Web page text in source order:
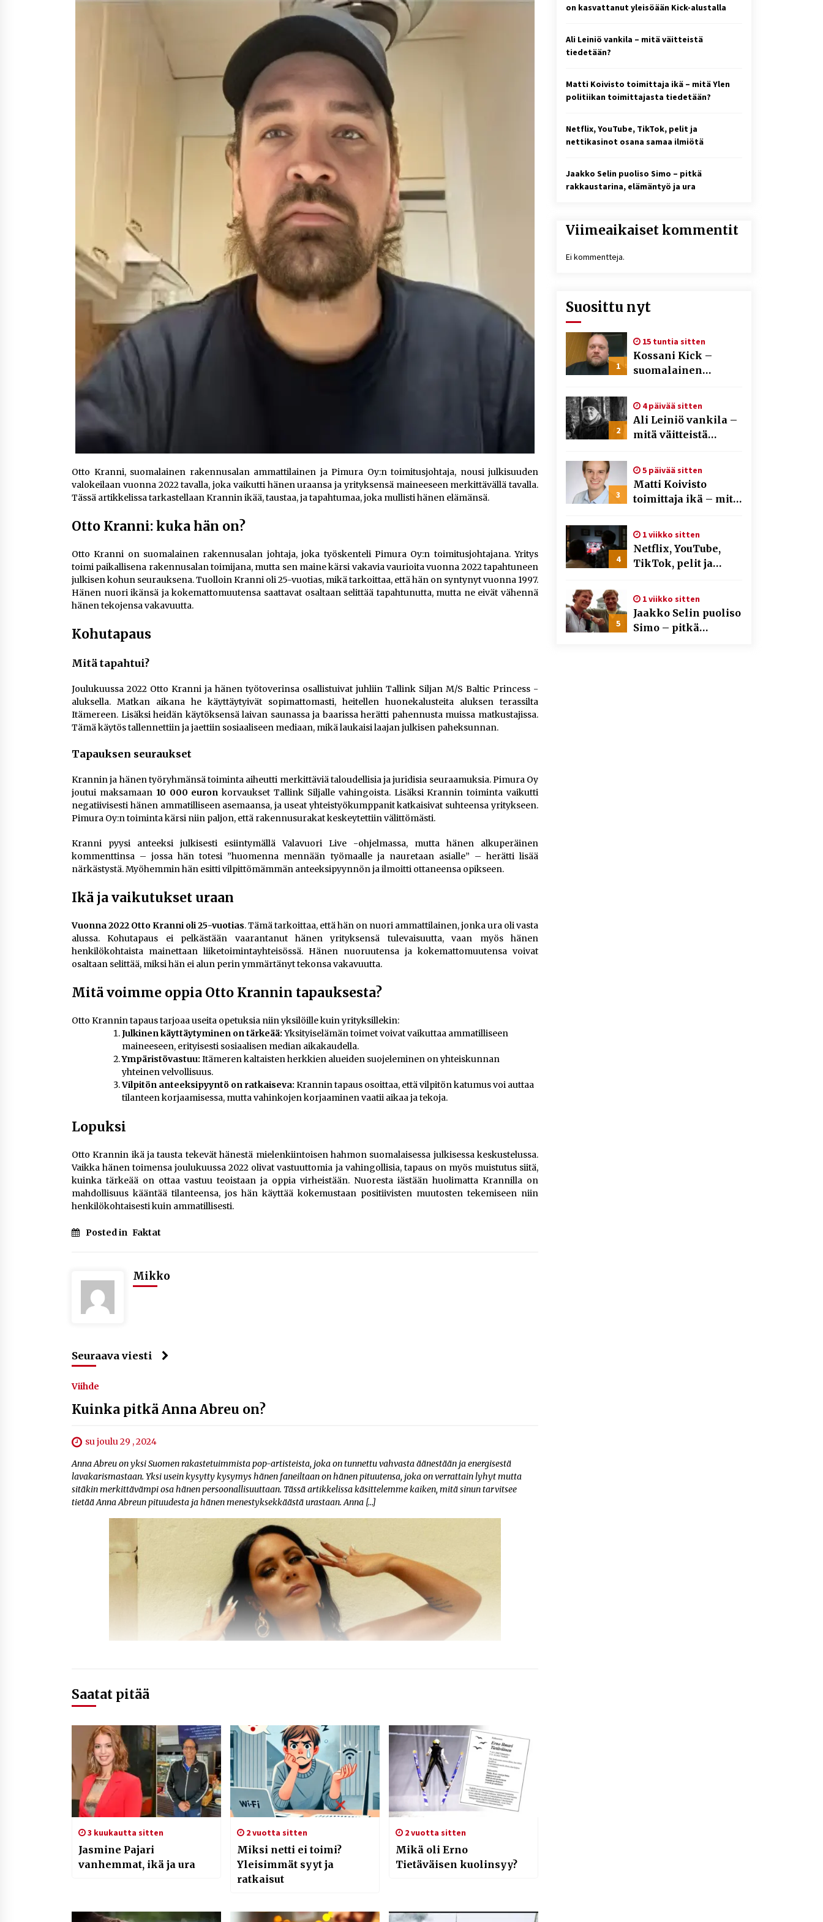
2 viikkoa sitten
Nina Rung – rikollisuuden tutkija ja
väkivallan ehkäisyn näkyvä ääni
Pia Töyli – tapaus, joka jäi osaksi
Suomen rikoshistoriaa
3 viikkoa sitten
mobiilipelialustojen kehitys –
Uutisankkuri Jan Andersson vaimo
Pamela Anderson ikä, ura ja elämä
4 viikkoa sitten
10 euron talletuskasinot ja
pikamaksut: mitä suomalaisten
Otto Kranni, suomalainen rakennusalan ammattilainen ja Pimura Oy:n toimitusjohtaja, nousi julkisuuden
valokeilaan vuonna 2022 tavalla, joka vaikutti hänen uraansa ja yrityksensä maineeseen merkittävällä tavalla.
Tässä artikkelissa tarkastellaan Krannin ikää, taustaa, ja tapahtumaa, joka mullisti hänen elämänsä.
Otto Kranni: kuka hän on?
Otto Kranni on suomalainen rakennusalan johtaja, joka työskenteli Pimura Oy:n toimitusjohtajana. Yritys
toimi paikallisena rakennusalan toimijana, mutta sen maine kärsi vakavia vaurioita vuonna 2022 tapahtuneen
julkisen kohun seurauksena. Tuolloin Kranni oli 25-vuotias, mikä tarkoittaa, että hän on syntynyt vuonna 1997.
Hänen nuori ikänsä ja kokemattomuutensa saattavat osaltaan selittää tapahtunutta, mutta ne eivät vähennä
hänen tekojensa vakavuutta.
Kohutapaus
Mitä tapahtui?
Joulukuussa 2022 Otto Kranni ja hänen työtoverinsa osallistuivat juhliin Tallink Siljan M/S Baltic Princess -
aluksella. Matkan aikana he käyttäytyivät sopimattomasti, heitellen huonekalusteita aluksen terassilta
Itämereen. Lisäksi heidän käytöksensä laivan saunassa ja baarissa herätti pahennusta muissa matkustajissa.
Tämä käytös tallennettiin ja jaettiin sosiaaliseen mediaan, mikä laukaisi laajan julkisen paheksunnan.
Tapauksen seuraukset
Krannin ja hänen työryhmänsä toiminta aiheutti merkittäviä taloudellisia ja juridisia seuraamuksia. Pimura Oy
joutui maksamaan10 000 euron korvaukset Tallink Siljalle vahingoista. Lisäksi Krannin toiminta vaikutti
negatiivisesti hänen ammatilliseen asemaansa, ja useat yhteistyökumppanit katkaisivat suhteensa yritykseen.
Pimura Oy:n toiminta kärsi niin paljon, että rakennusurakat keskeytettiin välittömästi.
Kranni pyysi anteeksi julkisesti esiintymällä Valavuori Live -ohjelmassa, mutta hänen alkuperäinen
kommenttinsa – jossa hän totesi ”huomenna mennään työmaalle ja nauretaan asialle” – herätti lisää
närkästystä. Myöhemmin hän esitti vilpittömämmän anteeksipyynnön ja ilmoitti ottaneensa opikseen.
Ikä ja vaikutukset uraan
Vuonna 2022 Otto Kranni oli 25-vuotias. Tämä tarkoittaa, että hän on nuori ammattilainen, jonka ura oli vasta
alussa. Kohutapaus ei pelkästään vaarantanut hänen yrityksensä tulevaisuutta, vaan myös hänen
henkilökohtaista mainettaan liiketoimintayhteisössä. Hänen nuoruutensa ja kokemattomuutensa voivat
osaltaan selittää, miksi hän ei alun perin ymmärtänyt tekonsa vakavuutta.
Mitä voimme oppia Otto Krannin tapauksesta?
Otto Krannin tapaus tarjoaa useita opetuksia niin yksilöille kuin yrityksillekin:
Julkinen käyttäytyminen on tärkeää: Yksityiselämän toimet voivat vaikuttaa ammatilliseen
maineeseen, erityisesti sosiaalisen median aikakaudella.
Ympäristövastuu: Itämeren kaltaisten herkkien alueiden suojeleminen on yhteiskunnan
yhteinen velvollisuus.
Vilpitön anteeksipyyntö on ratkaiseva: Krannin tapaus osoittaa, että vilpitön katumus voi auttaa
tilanteen korjaamisessa, mutta vahinkojen korjaaminen vaatii aikaa ja tekoja.
Lopuksi
Otto Krannin ikä ja tausta tekevät hänestä mielenkiintoisen hahmon suomalaisessa julkisessa keskustelussa.
Vaikka hänen toimensa joulukuussa 2022 olivat vastuuttomia ja vahingollisia, tapaus on myös muistutus siitä,
kuinka tärkeää on ottaa vastuu teoistaan ja oppia virheistään. Nuoresta iästään huolimatta Krannilla on
mahdollisuus kääntää tilanteensa, jos hän käyttää kokemustaan positiivisten muutosten tekemiseen niin
henkilökohtaisesti kuin ammatillisesti.
Posted in Faktat
Mikko
Seuraava viesti
Viihde
Kuinka pitkä Anna Abreu on?
su joulu 29 , 2024
Anna Abreu on yksi Suomen rakastetuimmista pop-artisteista, joka on tunnettu vahvasta äänestään ja energisestä
lavakarismastaan. Yksi usein kysytty kysymys hänen faneiltaan on hänen pituutensa, joka on verrattain lyhyt mutta
sitäkin merkittävämpi osa hänen persoonallisuuttaan. Tässä artikkelissa käsittelemme kaiken, mitä sinun tarvitsee
tietää Anna Abreun pituudesta ja hänen menestyksekkäästä urastaan. Anna […]
Saatat pitää
3 kuukautta sitten
Jasmine Pajari
vanhemmat, ikä ja ura
2 vuotta sitten
Miksi netti ei toimi?
Yleisimmät syyt ja
ratkaisut
2 vuotta sitten
Mikä oli Erno
Tietäväisen kuolinsyy?
on kasvattanut yleisöään Kick-alustalla
Ali Leiniö vankila – mitä väitteistä
tiedetään?
Matti Koivisto toimittaja ikä – mitä Ylen
politiikan toimittajasta tiedetään?
Netflix, YouTube, TikTok, pelit ja
nettikasinot osana samaa ilmiötä
Jaakko Selin puoliso Simo – pitkä
rakkaustarina, elämäntyö ja ura
Viimeaikaiset kommentit
Ei kommentteja.
Suosittu nyt
1
15 tuntia sitten
Kossani Kick –
suomalainen
kasvattanut
yleisöään Kick-
alustalla
2
4 päivää sitten
Ali Leiniö vankila –
mitä väitteistä
3
5 päivää sitten
Matti Koivisto
toimittaja ikä – mitä
toimittajasta
tiedetään?
4
1 viikko sitten
Netflix, YouTube,
TikTok, pelit ja
samaa ilmiötä
5
1 viikko sitten
Jaakko Selin puoliso
Simo – pitkä